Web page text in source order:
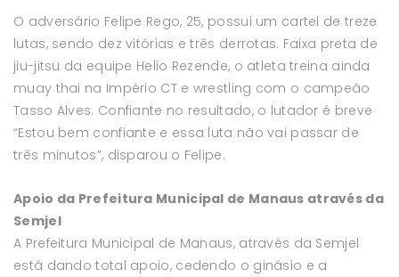
O adversário Felipe Rego, 25, possui um cartel de treze
lutas, sendo dez vitórias e três derrotas. Faixa preta de
jiu-jitsu da equipe Helio Rezende, o atleta treina ainda
muay thai na Império CT e wrestling com o campeão
Tasso Alves. Confiante no resultado, o lutador é breve
“Estou bem confiante e essa luta não vai passar de
três minutos”, disparou o Felipe.
Apoio da Prefeitura Municipal de Manaus através da
Semjel
A Prefeitura Municipal de Manaus, através da Semjel
está dando total apoio, cedendo o ginásio e a